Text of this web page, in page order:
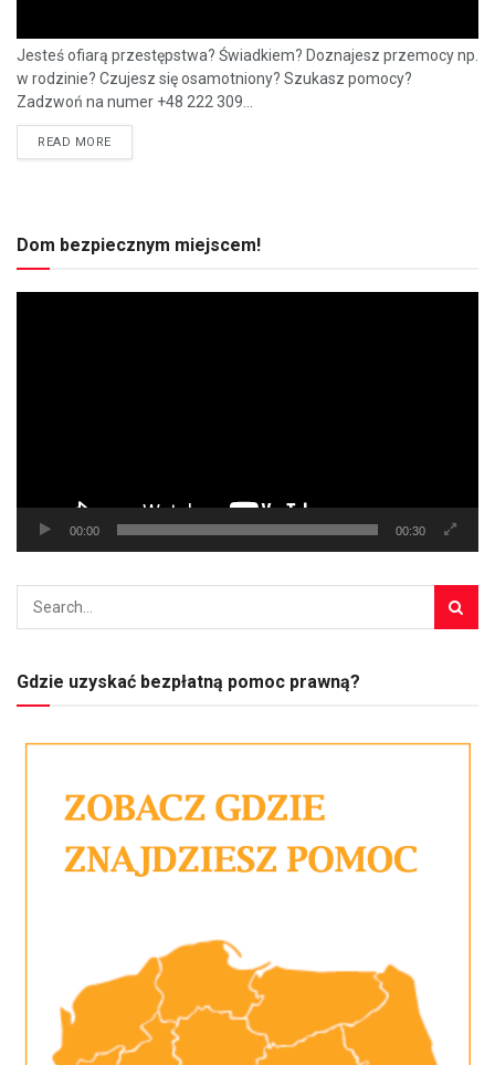
Jesteś ofiarą przestępstwa? Świadkiem? Doznajesz przemocy np.
w rodzinie? Czujesz się osamotniony? Szukasz pomocy?
Zadzwoń na numer +48 222 309...
READ MORE
Dom bezpiecznym miejscem!
00:00 00:30
Gdzie uzyskać bezpłatną pomoc prawną?